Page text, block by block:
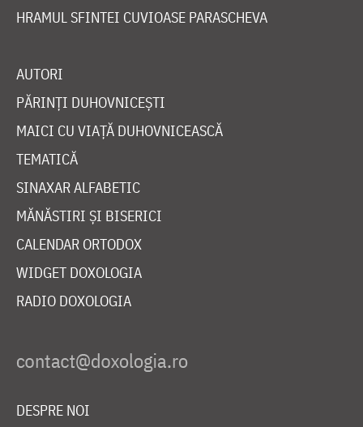
HRAMUL SFINTEI CUVIOASE PARASCHEVA
AUTORI
PĂRINȚI DUHOVNICEȘTI
MAICI CU VIAȚĂ DUHOVNICEASCĂ
TEMATICĂ
SINAXAR ALFABETIC
MĂNĂSTIRI ȘI BISERICI
CALENDAR ORTODOX
WIDGET DOXOLOGIA
RADIO DOXOLOGIA
DESPRE NOI